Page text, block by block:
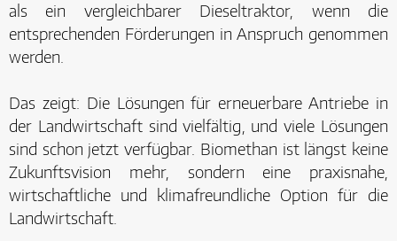
als ein vergleichbarer Dieseltraktor, wenn die
entsprechenden Förderungen in Anspruch genommen
werden.
Das zeigt: Die Lösungen für erneuerbare Antriebe in
der Landwirtschaft sind vielfältig, und viele Lösungen
sind schon jetzt verfügbar. Biomethan ist längst keine
Zukunftsvision mehr, sondern eine praxisnahe,
wirtschaftliche und klimafreundliche Option für die
Landwirtschaft.